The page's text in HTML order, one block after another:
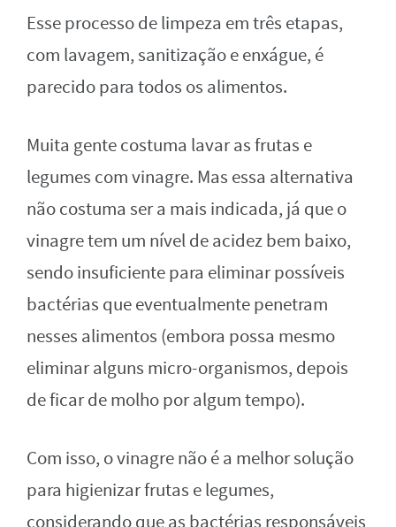
Esse processo de limpeza em três etapas,
com lavagem, sanitização e enxágue, é
parecido para todos os alimentos.
Muita gente costuma lavar as frutas e
legumes com vinagre. Mas essa alternativa
não costuma ser a mais indicada, já que o
vinagre tem um nível de acidez bem baixo,
sendo insuficiente para eliminar possíveis
bactérias que eventualmente penetram
nesses alimentos (embora possa mesmo
eliminar alguns micro-organismos, depois
de ficar de molho por algum tempo).
Com isso, o vinagre não é a melhor solução
para higienizar frutas e legumes,